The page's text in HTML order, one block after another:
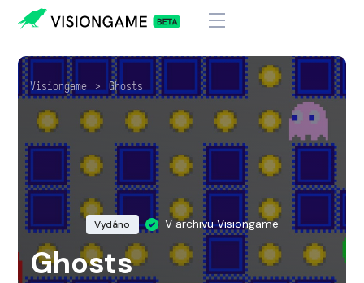
Visiongame > Ghosts
Vydáno V archivu Visiongame
Ghosts